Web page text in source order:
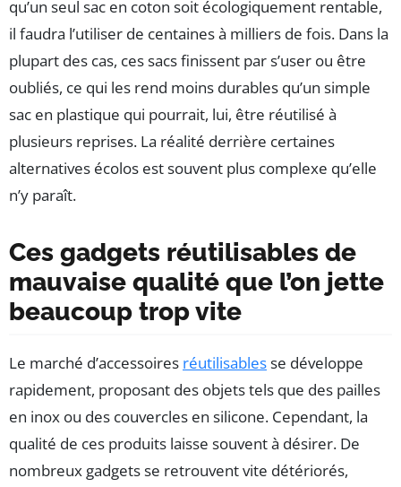
qu’un seul sac en coton soit écologiquement rentable,
il faudra l’utiliser de centaines à milliers de fois. Dans la
plupart des cas, ces sacs finissent par s’user ou être
oubliés, ce qui les rend moins durables qu’un simple
sac en plastique qui pourrait, lui, être réutilisé à
plusieurs reprises. La réalité derrière certaines
alternatives écolos est souvent plus complexe qu’elle
n’y paraît.
Ces gadgets réutilisables de
mauvaise qualité que l’on jette
beaucoup trop vite
Le marché d’accessoires réutilisablesse développe
rapidement, proposant des objets tels que des pailles
en inox ou des couvercles en silicone. Cependant, la
qualité de ces produits laisse souvent à désirer. De
nombreux gadgets se retrouvent vite détériorés,